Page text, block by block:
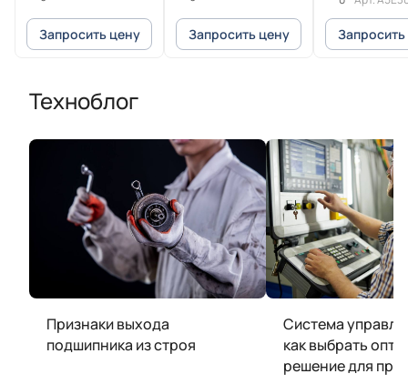
Запросить цену Запросить цену
Техноблог
Признаки выхода
подшипника из строя
Система
как выбрать
решение для